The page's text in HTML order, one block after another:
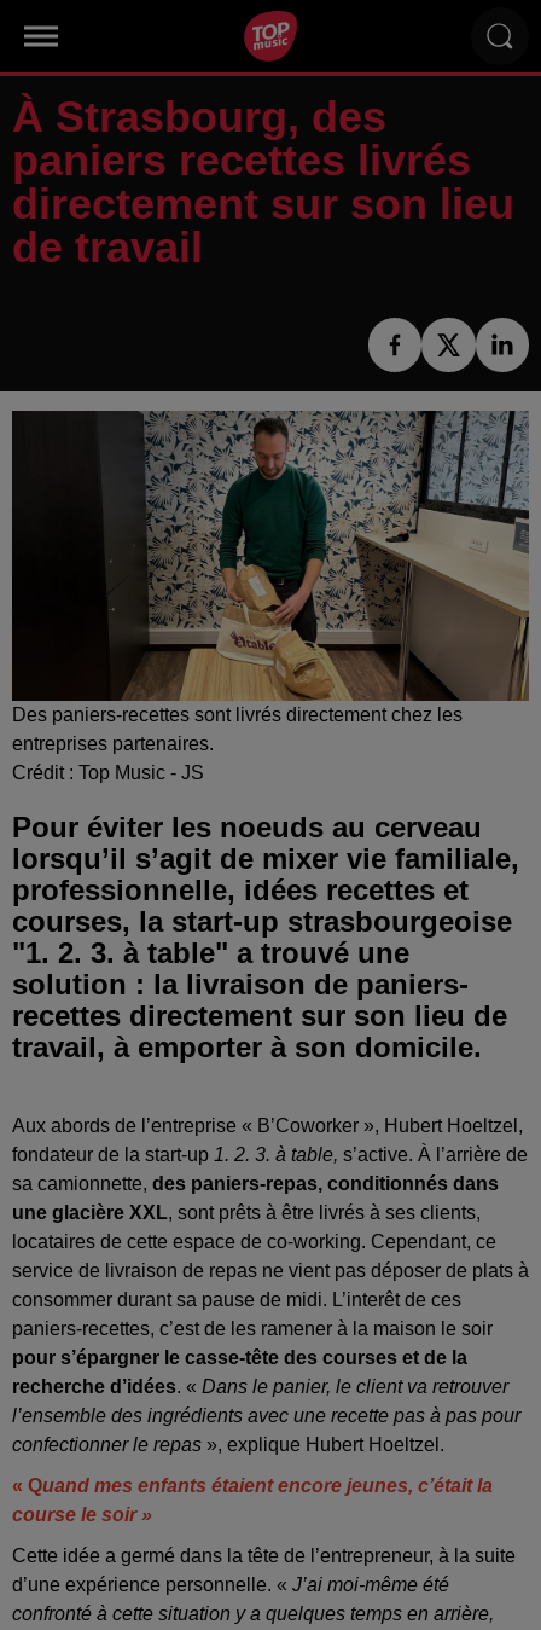
À Strasbourg, des
paniers recettes livrés
directement sur son lieu
de travail
Des paniers-recettes sont livrés directement chez les
entreprises partenaires.
Crédit : Top Music - JS
Pour éviter les noeuds au cerveau
lorsqu’il s’agit de mixer vie familiale,
professionnelle, idées recettes et
courses, la start-up strasbourgeoise
"1. 2. 3. à table" a trouvé une
solution : la livraison de paniers-
recettes directement sur son lieu de
travail, à emporter à son domicile.
Aux abords de l’entreprise « B’Coworker », Hubert Hoeltzel,
fondateur de la start-up 1. 2. 3. à table, s’active. À l’arrière de
sa camionnette, des paniers-repas, conditionnés dans
une glacière XXL, sont prêts à être livrés à ses clients,
locataires de cette espace de co-working. Cependant, ce
service de livraison de repas ne vient pas déposer de plats à
consommer durant sa pause de midi. L’interêt de ces
paniers-recettes, c’est de les ramener à la maison le soir
pour s’épargner le casse-tête des courses et de la
recherche d’idées. « Dans le panier, le client va retrouver
l’ensemble des ingrédients avec une recette pas à pas pour
confectionner le repas », explique Hubert Hoeltzel.
« Quand mes enfants étaient encore jeunes, c’était la
course le soir »
Cette idée a germé dans la tête de l’entrepreneur, à la suite
d’une expérience personnelle. « J’ai moi-même été
confronté à cette situation y a quelques temps en arrière,